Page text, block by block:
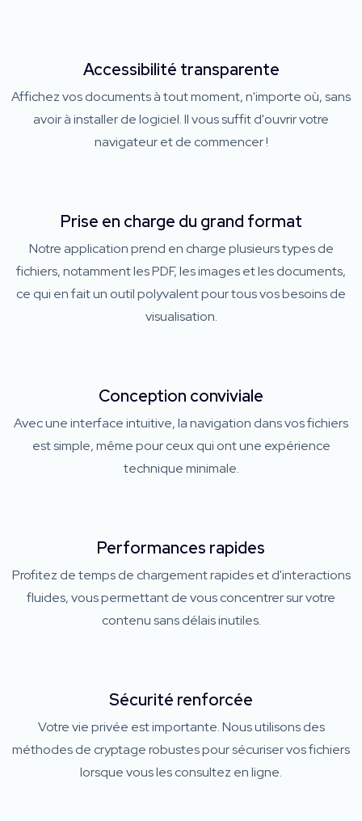
Accessibilité transparente
Affichez vos documents à tout moment, n'importe où, sans
avoir à installer de logiciel. Il vous suffit d'ouvrir votre
navigateur et de commencer !
Prise en charge du grand format
Notre application prend en charge plusieurs types de
fichiers, notamment les PDF, les images et les documents,
ce qui en fait un outil polyvalent pour tous vos besoins de
visualisation.
Conception conviviale
Avec une interface intuitive, la navigation dans vos fichiers
est simple, même pour ceux qui ont une expérience
technique minimale.
Performances rapides
Profitez de temps de chargement rapides et d'interactions
fluides, vous permettant de vous concentrer sur votre
contenu sans délais inutiles.
Sécurité renforcée
Votre vie privée est importante. Nous utilisons des
méthodes de cryptage robustes pour sécuriser vos fichiers
lorsque vous les consultez en ligne.